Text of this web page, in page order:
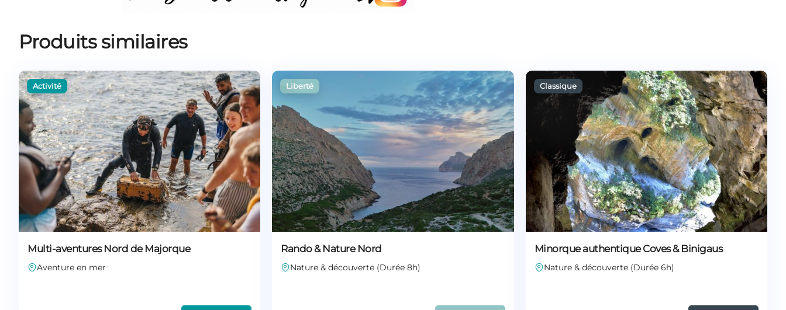
Produits similaires
Multi-aventures Nord de Majorque
Aventure en mer
Rando & Nature Nord
Nature & découverte (Durée 8h)
Minorque authentique Coves & Binigaus
Nature & découverte (Durée 6h)